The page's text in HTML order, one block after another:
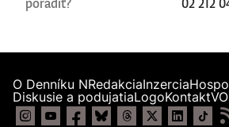
O Denníku NRedakciaInzercia
Diskusie a podujatiaLogoKontakt